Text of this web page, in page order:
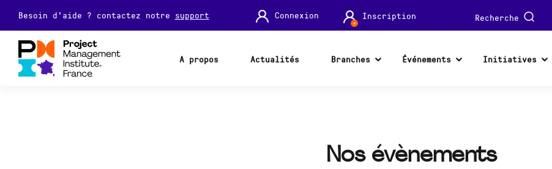
Besoin d'aide ? contactez notre support Connexion Inscription Recherche
A propos Actualités Branches Événements Initiatives
Nos évènements